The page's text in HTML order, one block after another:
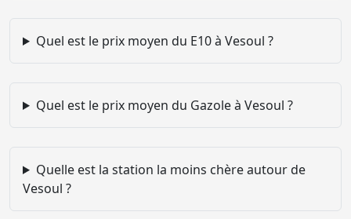
Quel est le prix moyen du E10 à Vesoul ?
Quel est le prix moyen du Gazole à Vesoul ?
Quelle est la station la moins chère autour de
Vesoul ?